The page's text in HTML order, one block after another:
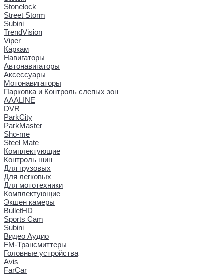
Stonelock
Street Storm
Subini
TrendVision
Viper
Каркам
Навигаторы
Автонавигаторы
Аксессуары
Мотонавигаторы
Парковка и Контроль слепых зон
AAALINE
DVR
ParkCity
ParkMaster
Sho-me
Steel Mate
Комплектующие
Контроль шин
Для грузовых
Для легковых
Для мототехники
Комплектующие
Экшен камеры
BulletHD
Sports Cam
Subini
Видео Аудио
FM-Трансмиттеры
Головные устройства
Avis
FarCar